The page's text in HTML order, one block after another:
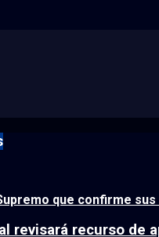
que confirme
revisará recurso de